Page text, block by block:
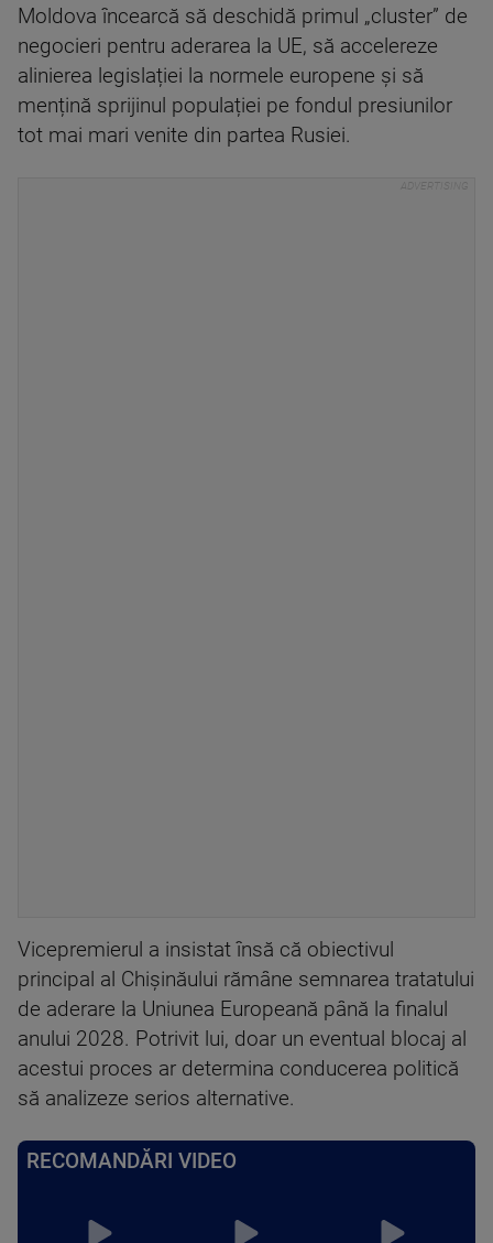
Moldova încearcă să deschidă primul „cluster” de
negocieri pentru aderarea la UE, să accelereze
alinierea legislației la normele europene și să
mențină sprijinul populației pe fondul presiunilor
tot mai mari venite din partea Rusiei.
Vicepremierul a insistat însă că obiectivul
principal al Chișinăului rămâne semnarea tratatului
de aderare la Uniunea Europeană până la finalul
anului 2028. Potrivit lui, doar un eventual blocaj al
acestui proces ar determina conducerea politică
să analizeze serios alternative.
RECOMANDĂRI VIDEO